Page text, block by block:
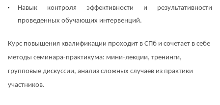
Навык контроля эффективности и результативности
проведенных обучающих интервенций.
Курс повышения квалификации проходит в СПб и сочетает в себе
методы семинара-практикума: мини-лекции, тренинги,
групповые дискуссии, анализ сложных случаев из практики
участников.